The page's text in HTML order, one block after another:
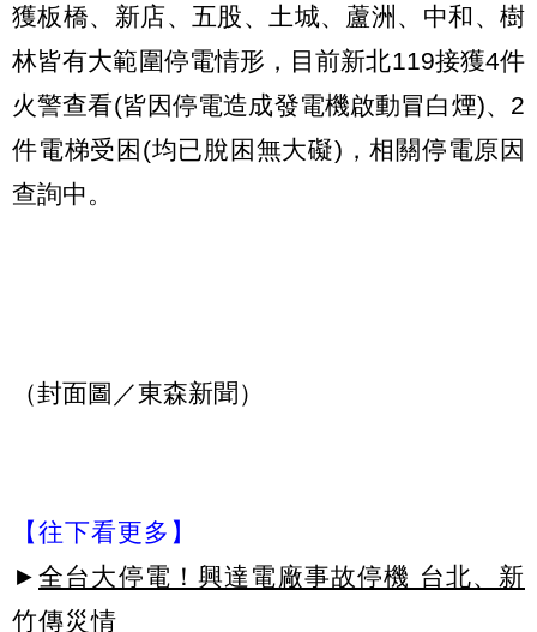
獲板橋、新店、五股、土城、蘆洲、中和、樹
林皆有大範圍停電情形，目前新北119接獲4件
火警查看(皆因停電造成發電機啟動冒白煙)、2
件電梯受困(均已脫困無大礙)，相關停電原因
查詢中。
（封面圖／東森新聞）
【往下看更多】
► 全台大停電！興達電廠事故停機 台北、新
竹傳災情